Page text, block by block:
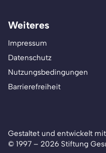
Weiteres
Impressum
Datenschutz
Nutzungsbedingungen
Barrierefreiheit
Gestaltet und entwickelt
© 1997 – 2026 Stiftung